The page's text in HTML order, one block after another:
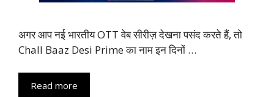
अगर आप नई भारतीय OTT वेब सीरीज़ देखना पसंद करते हैं, तो
Chall Baaz Desi Prime का नाम इन दिनों …
Read more